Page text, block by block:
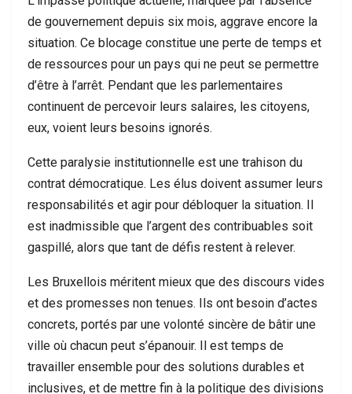
de gouvernement depuis six mois, aggrave encore la
situation. Ce blocage constitue une perte de temps et
de ressources pour un pays qui ne peut se permettre
d’être à l’arrêt. Pendant que les parlementaires
continuent de percevoir leurs salaires, les citoyens,
eux, voient leurs besoins ignorés.
Cette paralysie institutionnelle est une trahison du
contrat démocratique. Les élus doivent assumer leurs
responsabilités et agir pour débloquer la situation. Il
est inadmissible que l’argent des contribuables soit
gaspillé, alors que tant de défis restent à relever.
Les Bruxellois méritent mieux que des discours vides
et des promesses non tenues. Ils ont besoin d’actes
concrets, portés par une volonté sincère de bâtir une
ville où chacun peut s’épanouir. Il est temps de
travailler ensemble pour des solutions durables et
inclusives, et de mettre fin à la politique des divisions